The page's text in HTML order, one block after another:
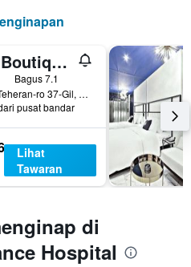
Nox Boutique Hotel
kelas 3
Bagus 7.1
13-13, Teheran-ro 37-Gil, Seoul, Korea Selatan
pusat bandar
Lihat
Tawaran
di
Hospital